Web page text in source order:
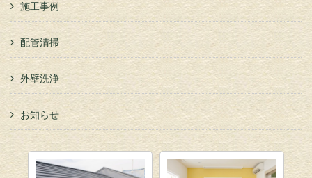
施工事例
配管清掃
外壁洗浄
お知らせ